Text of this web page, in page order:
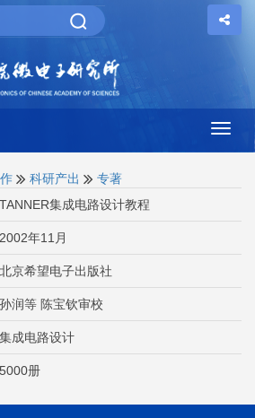
科研产出
专著
TANNER集成电路设计教程
2002年11月
北京希望电子出版社
孙润等 陈宝钦审校
集成电路设计
5000册